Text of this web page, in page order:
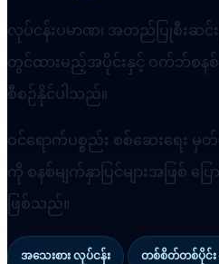
လုပ်ငန်းပမာဏ၊ အတည်ပြုစီးဆင်း
တွင်ထားမည့်အပိုင်းနှင့် ဝက်ဘ်စန
စီစဉ်နိုင်ပါသည်။
ဝင်ရောက်ပစ္စည်း စစ်ဆေးရေး
ကို စနစ်မျက်နှာပြင်များအဖြစ် ပြ
ဖြစ်သည်။
အသေးစား လုပ်ငန်း တစ်စိတ်တစ်ပိုင်း စ